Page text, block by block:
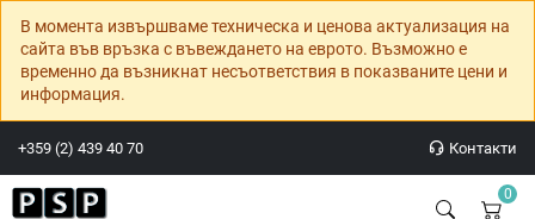
В момента извършваме техническа и ценова актуализация на
сайта във връзка с въвеждането на еврото. Възможно е
временно да възникнат несъответствия в показваните цени и
информация.
+359 (2) 439 40 70 Контакти
0